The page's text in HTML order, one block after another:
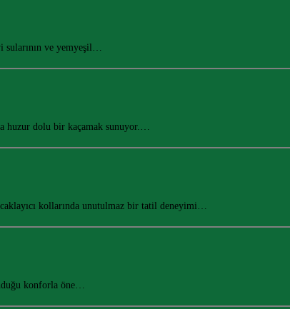
sularının ve yemyeşil…
huzur dolu bir kaçamak sunuyor.…
kollarında unutulmaz bir tatil deneyimi…
konforla öne…